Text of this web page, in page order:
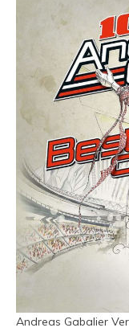
Andreas Gabalier